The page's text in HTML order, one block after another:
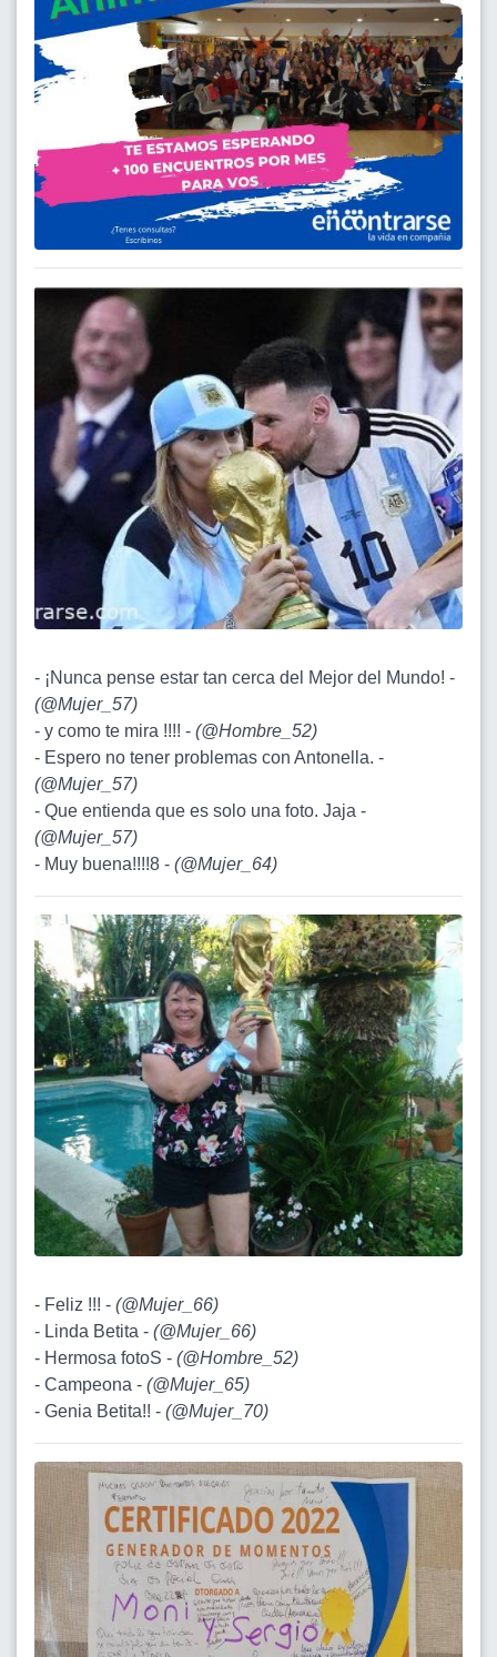
- ¡Nunca pense estar tan cerca del Mejor del Mundo! -
(@Mujer_57)
- y como te mira !!!! - (@Hombre_52)
- Espero no tener problemas con Antonella. -
(@Mujer_57)
- Que entienda que es solo una foto. Jaja -
(@Mujer_57)
- Muy buena!!!!8 - (@Mujer_64)
- Feliz !!! - (@Mujer_66)
- Linda Betita - (@Mujer_66)
- Hermosa fotoS - (@Hombre_52)
- Campeona - (@Mujer_65)
- Genia Betita!! - (@Mujer_70)